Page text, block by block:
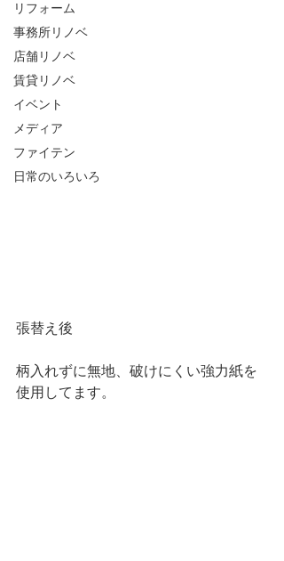
リフォーム
事務所リノベ
店舗リノベ
賃貸リノベ
イベント
メディア
ファイテン
日常のいろいろ
張替え後
柄入れずに無地、破けにくい強力紙を
使用してます。